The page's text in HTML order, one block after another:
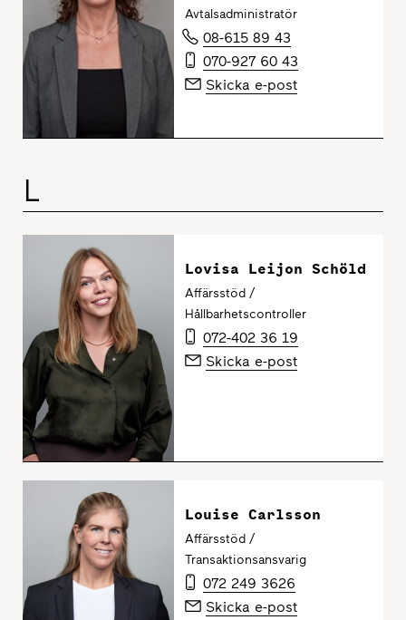
Avtalsadministratör
08-615 89 43
070-927 60 43
Skicka e-post
L
Lovisa Leijon Schöld
Affärsstöd /
Hållbarhetscontroller
072-402 36 19
Skicka e-post
Louise Carlsson
Affärsstöd /
Transaktionsansvarig
072 249 3626
Skicka e-post